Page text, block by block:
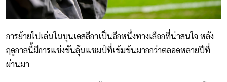
การย้ายไปเล่นในบุนเดสลีกาเป็นอีกหนึ่งทางเลือกที่น่าสนใจ หลัง
ฤดูกาลนี้มีการแข่งขันลุ้นแชมป์ที่เข้มข้นมากกว่าตลอดหลายปีที่
ผ่านมา